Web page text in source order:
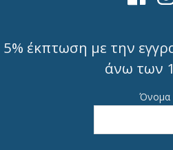
5% έκπτωση με την
άνω των
Όνομα